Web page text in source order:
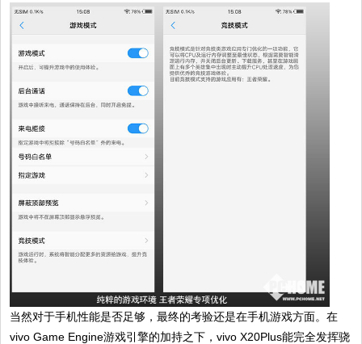
当然对于手机性能是否足够，最终的考验还是在手机游戏方面。在
vivo Game Engine游戏引擎的加持之下，vivo X20Plus能完全发挥骁